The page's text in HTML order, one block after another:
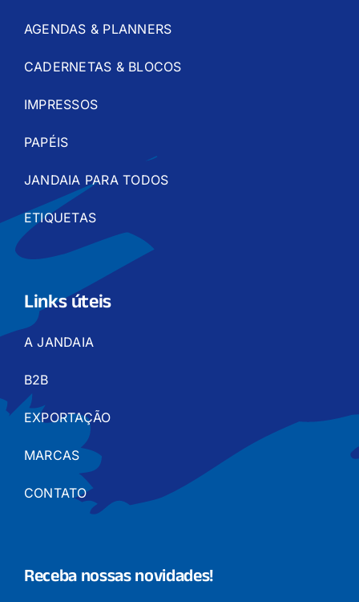
AGENDAS & PLANNERS
CADERNETAS & BLOCOS
IMPRESSOS
PAPÉIS
JANDAIA PARA TODOS
ETIQUETAS
Links úteis
A JANDAIA
B2B
EXPORTAÇÃO
MARCAS
CONTATO
Receba nossas novidades!